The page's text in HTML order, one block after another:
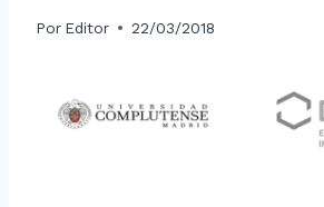
Por Editor 22/03/2018